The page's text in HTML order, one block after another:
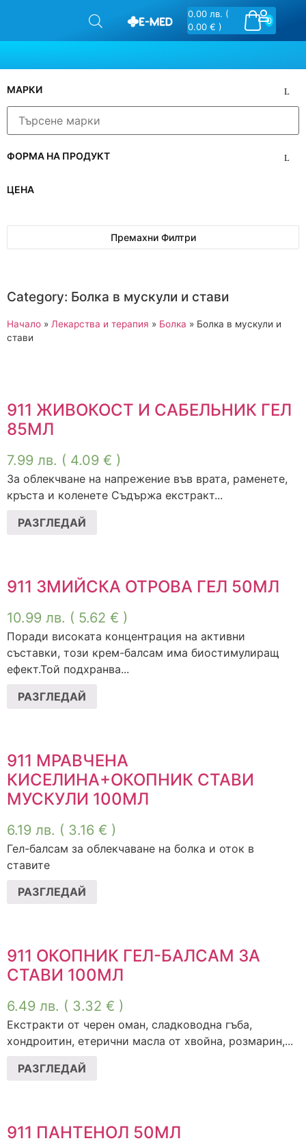
0
0.00 лв. (
0.00 € )
МАРКИ
ФОРМА НА ПРОДУКТ
ЦЕНА
Премахни Филтри
Category: Болка в мускули и стави
Начало » Лекарства и терапия » Болка » Болка в мускули и
стави
911 ЖИВОКОСТ И САБЕЛЬНИК ГЕЛ
85МЛ
7.99 лв. ( 4.09 € )
За облекчване на напрежение във врата, раменете,
кръста и коленете Съдържа екстракт...
РАЗГЛЕДАЙ
911 ЗМИЙСКА ОТРОВА ГЕЛ 50МЛ
10.99 лв. ( 5.62 € )
Поради високата концентрация на активни
съставки, този крем-балсам има биостимулиращ
ефект.Той подхранва...
РАЗГЛЕДАЙ
911 МРАВЧЕНА
КИСЕЛИНА+ОКОПНИК СТАВИ
МУСКУЛИ 100МЛ
6.19 лв. ( 3.16 € )
Гел-балсам за облекчаване на болка и оток в
ставите
РАЗГЛЕДАЙ
911 ОКОПНИК ГЕЛ-БАЛСАМ ЗА
СТАВИ 100МЛ
6.49 лв. ( 3.32 € )
Екстракти от черен оман, сладководна гъба,
хондроитин, етерични масла от хвойна, розмарин,...
РАЗГЛЕДАЙ
911 ПАНТЕНОЛ 50МЛ